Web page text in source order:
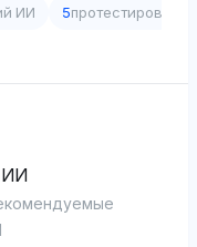
ИИ 5
ИИ